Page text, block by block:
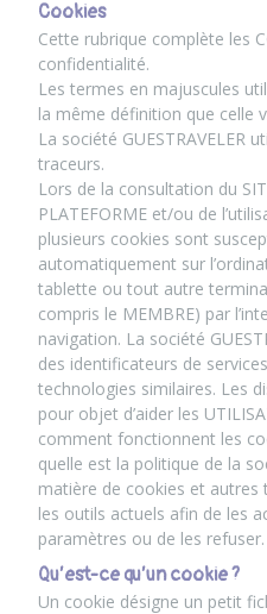
Cookies
Cette rubrique complète les
confidentialité.
Les termes en majuscules
la même définition que celle
La société GUESTRAVELER
traceurs.
Lors de la consultation du
PLATEFORME et/ou de
plusieurs cookies sont
automatiquement sur
tablette ou tout autre terminal
compris le MEMBRE) par
navigation. La société
des identificateurs de
technologies similaires. Les
pour objet d’aider les
comment fonctionnent les
quelle est la politique de la
matière de cookies et
les outils actuels afin de les
paramètres ou de les refuser.
Qu’est-ce qu’un cookie ?
Un cookie désigne un petit